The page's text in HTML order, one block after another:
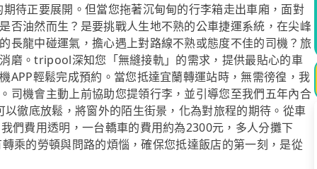
待正要展開。但當您拖著沉甸甸的行李箱走出車廂，面對
否油然而生？是要挑戰人生地不熟的公車捷運系統，在尖峰
長龍中碰運氣，擔心遇上對路線不熟或態度不佳的司機？旅
磨。tripool深知您「無縫接軌」的需求，提供最貼心的車
APP輕鬆完成預約。當您抵達宜蘭轉運站時，無需徬徨，我
司機會主動上前協助您提領行李，並引導您至我們五年內合
徹底放鬆，將窗外的陌生街景，化為對旅程的期待。從車
們費用透明，一台轎車的費用約為2300元，多人分攤下
乘的勞頓與問路的煩惱，確保您抵達飯店的第一刻，是從